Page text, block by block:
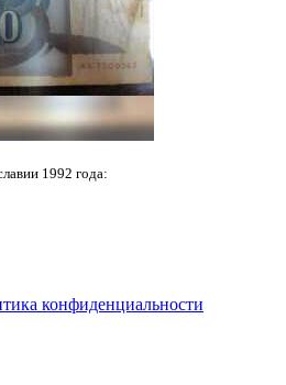
1992 года:
конфиденциальности